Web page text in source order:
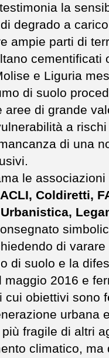
la
degrado a
ampie parti di
cementificati
e Liguria
di suolo
di grande
a
di una
le
Coldiretti,
di
di suolo e la
2016 e
cui obiettivi sono
urbana
fragile di altri
climatico,